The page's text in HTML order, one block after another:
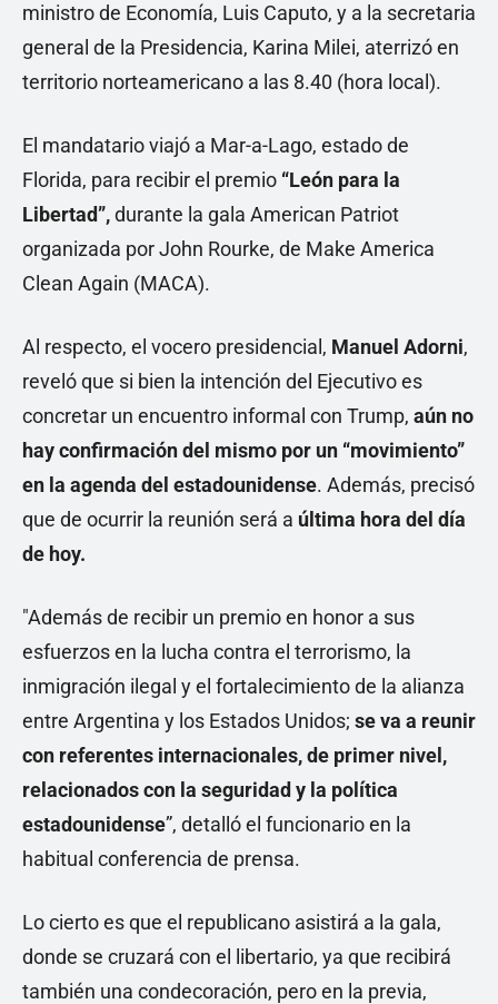
ministro de Economía, Luis Caputo, y a la secretaria
general de la Presidencia, Karina Milei, aterrizó en
territorio norteamericano a las 8.40 (hora local).
El mandatario viajó a Mar-a-Lago, estado de
Florida, para recibir el premio “León para la
Libertad”,durante la gala American Patriot
organizada por John Rourke, de Make America
Clean Again (MACA).
Al respecto, el vocero presidencial, Manuel Adorni,
reveló que si bien la intención del Ejecutivo es
concretar un encuentro informal con Trump, aún no
hay confirmación del mismo por un “movimiento”
en la agenda del estadounidense. Además, precisó
que de ocurrir la reunión será a última hora del día
de hoy.
"Además de recibir un premio en honor a sus
esfuerzos en la lucha contra el terrorismo, la
inmigración ilegal y el fortalecimiento de la alianza
entre Argentina y los Estados Unidos; se va a reunir
con referentes internacionales, de primer nivel,
relacionados con la seguridad y la política
estadounidense”, detalló el funcionario en la
habitual conferencia de prensa.
Lo cierto es que el republicano asistirá a la gala,
donde se cruzará con el libertario, ya que recibirá
también una condecoración, pero en la previa,